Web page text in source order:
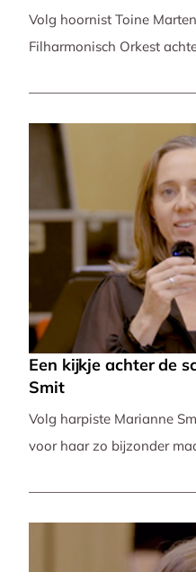
Volg hoornist Toine
Filharmonisch Orkest
Een kijkje achter de
Smit
Volg harpiste Marianne
voor haar zo bijzonder